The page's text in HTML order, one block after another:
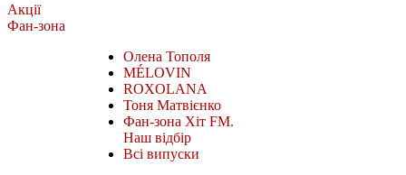
Акції
Фан-зона
Олена Тополя
MÉLOVIN
ROXOLANA
Тоня Матвієнко
Фан-зона Хіт FM.
Наш відбір
Всі випуски